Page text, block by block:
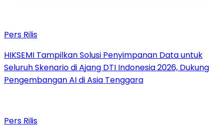
Pers Rilis
HIKSEMI Tampilkan Solusi Penyimpanan Data untuk
Seluruh Skenario di Ajang DTI Indonesia 2026, Dukung
Pengembangan AI di Asia Tenggara
Pers Rilis